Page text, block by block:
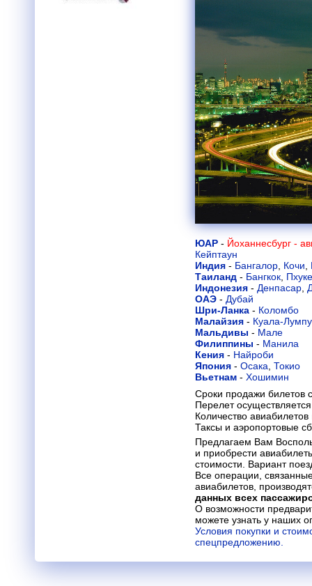
ЮАР - Йоханнесбург -
Кейптаун
Индия - Бангалор Кочи
Таиланд - Бангкок
Индонезия - Денпасар
ОАЭ - Дубай
Шри-Ланка - Коломбо
Малайзия - Куала-
Мальдивы - Мале
Филиппины - Манила
Кения - Найроби
Япония - Осака Токио
Вьетнам - Хошимин
Сроки продажи билетов
Перелет
Количество
Таксы и аэропортовые
Предлагаем Вам
и приобрести
стоимости. Вариант
Все операции,
авиабилетов,
данных всех
О возможности
можете узнать у наших
Условия покупки и
спецпредложению.